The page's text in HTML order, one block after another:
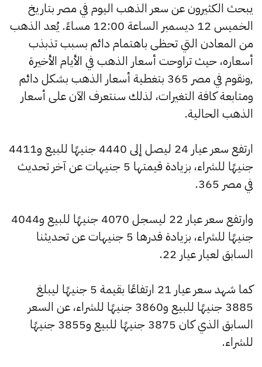
يبحث الكثيرون عن سعر الذهب اليوم في مصر بتاريخ
الخميس 12 ديسمبر الساعة 12:00 مساءً. يُعد الذهب
من المعادن التي تحظى باهتمام دائم بسبب تذبذب
أسعاره، حيث تراوحت أسعار الذهب في الأيام الأخيرة
,ونقوم في مصر 365 بتغطية أسعار الذهب بشكل دائم
ومتابعة كافة التغيرات، لذلك سنتعرف الآن على أسعار
الذهب الحالية.
ارتفع سعر عيار 24 ليصل إلى 4440 جنيهًا للبيع و4411
جنيهًا للشراء، بزيادة قيمتها 5 جنيهات عن آخر تحديث
في مصر 365.
وارتفع سعر عيار 22 ليسجل 4070 جنيهًا للبيع و4044
جنيهًا للشراء، بزيادة قدرها 5 جنيهات عن تحديثنا
السابق لعيار عيار 22.
كما شهد سعر عيار 21 ارتفاعًا بقيمة 5 جنيهًا ليبلغ
3885 جنيهًا للبيع و3860 جنيهًا للشراء، عن السعر
السابق الذي كان 3875 جنيهًا للبيع و3855 جنيهًا
للشراء.